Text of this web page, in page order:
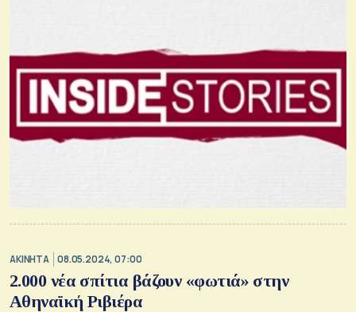
ΑΚΙΝΗΤΑ 08.05.2024, 07:00
2.000 νέα σπίτια βάζουν «φωτιά» στην
Αθηναϊκή Ριβιέρα